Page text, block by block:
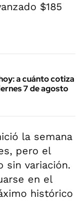
$185
a cuánto cotiza
7 de agosto
la semana
pero el
sin variación.
en el
histórico